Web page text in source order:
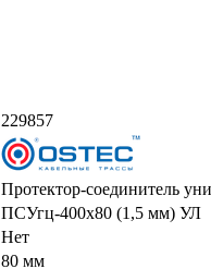
229857
Протектор-соединитель
ПСУгц-400х80 (1,5 мм) УЛ
Нет
80 мм